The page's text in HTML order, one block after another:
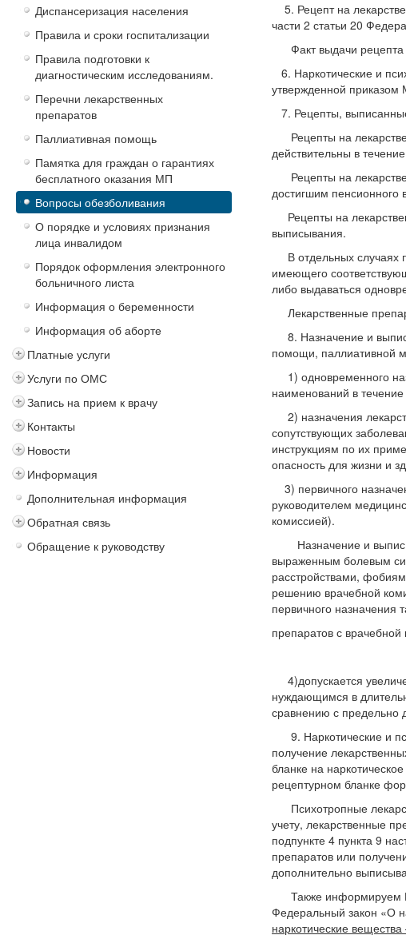
Диспансеризация населения
Правила и сроки госпитализации
Правила подготовки к
диагностическим исследованиям.
Перечни лекарственных
препаратов
Паллиативная помощь
Памятка для граждан о гарантиях
бесплатного оказания МП
Вопросы обезболивания
О порядке и условиях признания
лица инвалидом
Порядок оформления электронного
больничного листа
Информация о беременности
Информация об аборте
Платные услуги
Услуги по ОМС
Запись на прием к врачу
Контакты
Новости
Информация
Дополнительная информация
Обратная связь
Обращение к руководству
5. Рецепт на
части 2 статьи 20
Факт выдачи рецепта
6. Наркотические и
утвержденной приказом
7. Рецепты,
Рецепты на
действительны в
Рецепты на
достигшим пенсионного
Рецепты на
выписывания.
В отдельных случаях
имеющего
либо выдаваться
Лекарственные
8. Назначение и
помощи, паллиативной
1) одновременного
наименований в
2) назначения
сопутствующих
инструкциям по их
опасность для жизни и
3) первичного
руководителем
комиссией).
Назначение и
выраженным болевым
расстройствами,
решению врачебной
первичного назначения
препаратов с врачебной
4)допускается
нуждающимся в
сравнению с предельно
9. Наркотические и
получение
бланке на
рецептурном бланке
Психотропные
учету, лекарственные
подпункте 4 пункта 9
препаратов или
дополнительно
Также информируем
Федеральный закон «О
наркотические